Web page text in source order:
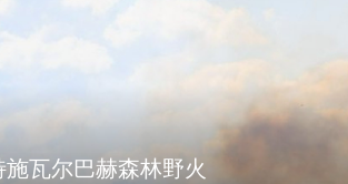
都基辅等地传出强烈爆炸声